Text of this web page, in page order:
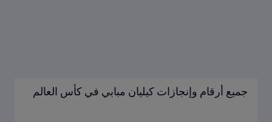
جميع أرقام وإنجازات كيليان مبابي في كأس العالم